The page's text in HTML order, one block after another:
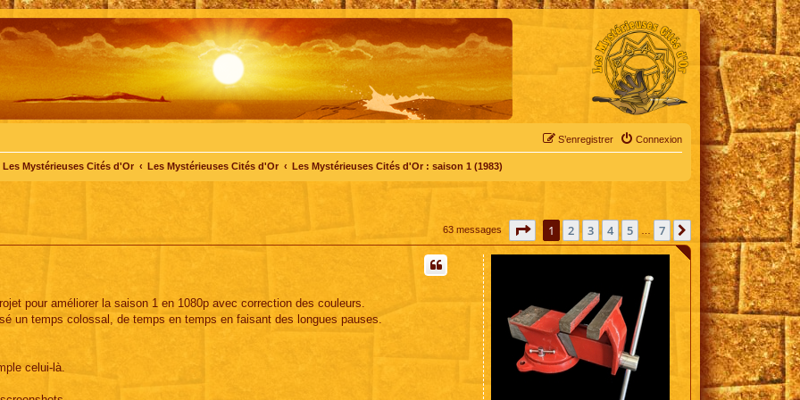
Connexion
S’enregistrer
Les Mystérieuses Cités d'Or Les Mystérieuses Cités d'Or Les Mystérieuses Cités d'Or : saison 1 (1983)
63 messages Page sur7
1 2 3 4 5 7 Suivante
pour améliorer la saison 1 en 1080p avec correction des couleurs.
un temps colossal, de temps en temps en faisant des longues pauses.
celui-là.